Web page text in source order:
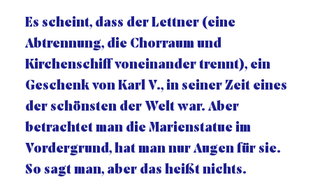
Es scheint, dass der Lettner (eine
Abtrennung, die Chorraum und
Kirchenschiff voneinander trennt), ein
Geschenk von Karl V., in seiner Zeit eines
der schönsten der Welt war. Aber
betrachtet man die Marienstatue im
Vordergrund, hat man nur Augen für sie.
So sagt man, aber das heißt nichts.